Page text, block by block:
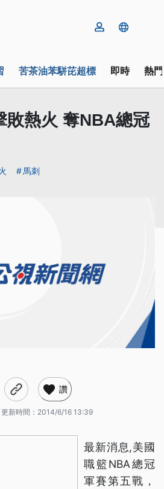
苦茶油苯駢芘超標 即時 熱
敗熱火 奪NBA總冠
馬刺
讚
更新時間： 2014/6/16 13:39
最新消息,美國
職籃NBA總冠
軍賽第五戰，